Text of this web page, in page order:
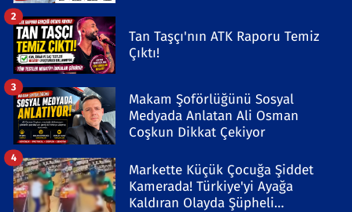
Tan Taşçı'nın ATK Raporu Temiz
Çıktı!
2
Makam Şoförlüğünü Sosyal
Medyada Anlatan Ali Osman
Coşkun Dikkat Çekiyor
3
Markette Küçük Çocuğa Şiddet
Kamerada! Türkiye'yi Ayağa
Kaldıran Olayda Şüpheli
4